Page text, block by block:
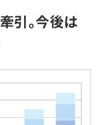
引。今後は